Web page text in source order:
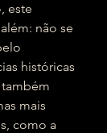
este
não se
históricas
mais
como a